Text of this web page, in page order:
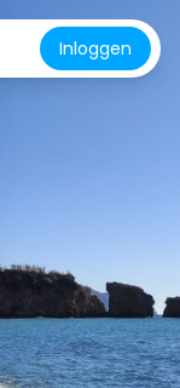
Inloggen